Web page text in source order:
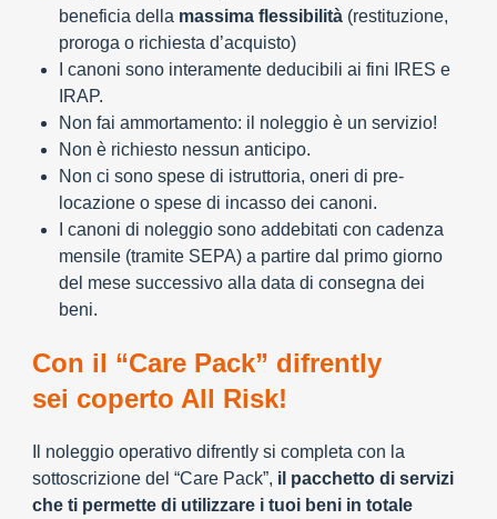
beneficia della massima flessibilità (restituzione,
proroga o richiesta d’acquisto)
I canoni sono interamente deducibili ai fini IRES e
IRAP.
Non fai ammortamento: il noleggio è un servizio!
Non è richiesto nessun anticipo.
Non ci sono spese di istruttoria, oneri di pre-
locazione o spese di incasso dei canoni.
I canoni di noleggio sono addebitati con cadenza
mensile (tramite SEPA) a partire dal primo giorno
del mese successivo alla data di consegna dei
beni.
Con il “Care Pack” difrently
sei coperto All Risk!
Il noleggio operativo difrently si completa con la
sottoscrizione del “Care Pack”, il pacchetto di servizi
che ti permette di utilizzare i tuoi beni in totale